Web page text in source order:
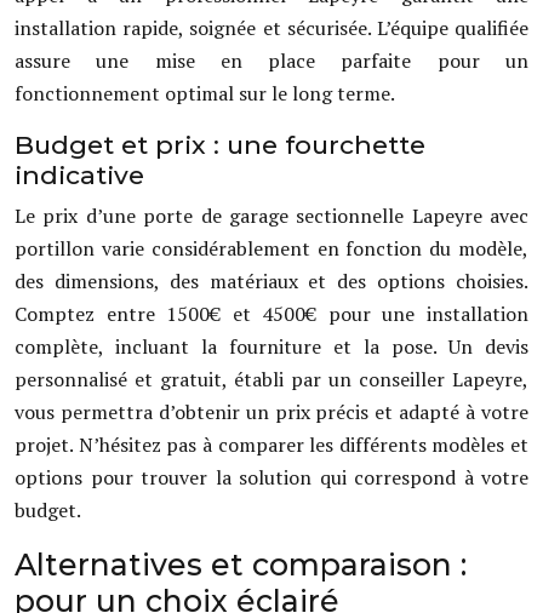
installation rapide, soignée et sécurisée. L’équipe qualifiée
assure une mise en place parfaite pour un
fonctionnement optimal sur le long terme.
Budget et prix : une fourchette
indicative
Le prix d’une porte de garage sectionnelle Lapeyre avec
portillon varie considérablement en fonction du modèle,
des dimensions, des matériaux et des options choisies.
Comptez entre 1500€ et 4500€ pour une installation
complète, incluant la fourniture et la pose. Un devis
personnalisé et gratuit, établi par un conseiller Lapeyre,
vous permettra d’obtenir un prix précis et adapté à votre
projet. N’hésitez pas à comparer les différents modèles et
options pour trouver la solution qui correspond à votre
budget.
Alternatives et comparaison :
pour un choix éclairé